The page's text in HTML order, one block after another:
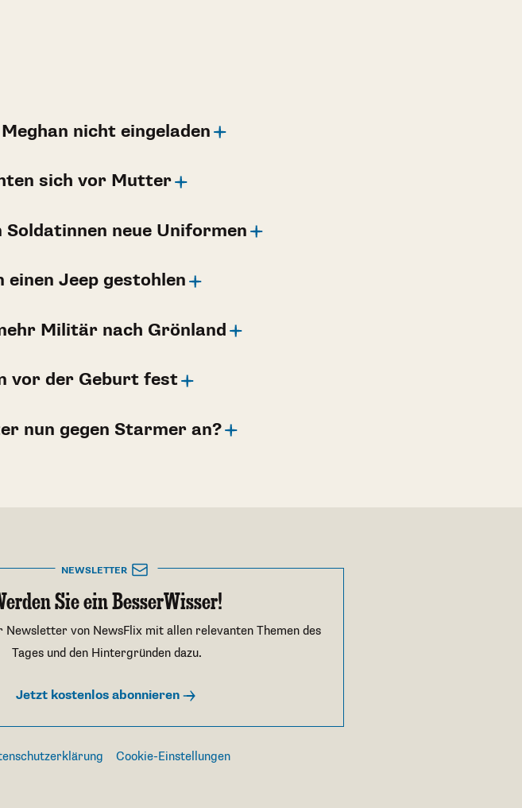
nicht eingeladen
sich vor Mutter
Soldatinnen neue Uniformen
einen Jeep gestohlen
Militär nach Grönland
vor der Geburt fest
nun gegen Starmer an?
NEWSLETTER
Sie ein BesserWisser!
Newsletter von NewsFlix mit allen relevanten Themen des
Tages und den Hintergründen dazu.
Jetzt kostenlos abonnieren
Cookie-Einstellungen